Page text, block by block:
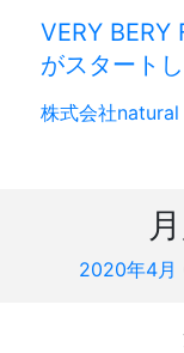
VERY BERY
がスタート
株式会社
2020年4月